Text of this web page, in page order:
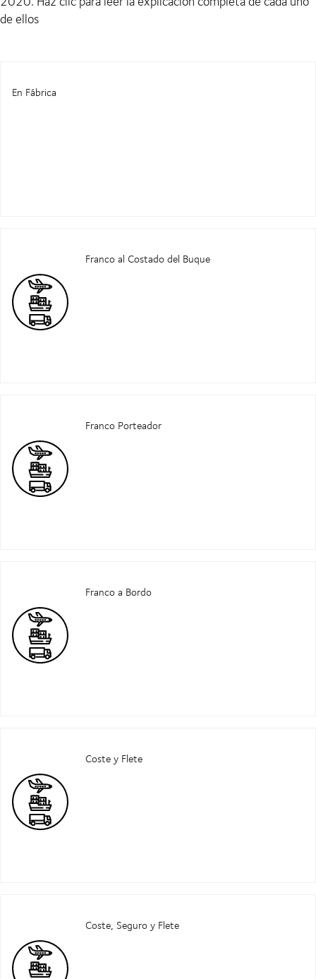
de ellos
En Fábrica
Franco al Costado del Buque
Franco Porteador
Franco a Bordo
Coste y Flete
Coste, Seguro y Flete